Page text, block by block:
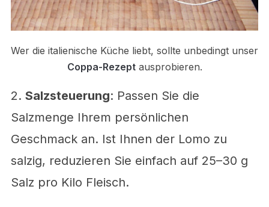
Wer die italienische Küche liebt, sollte unbedingt unser
Coppa-Rezeptausprobieren.
2. Salzsteuerung: Passen Sie die
Salzmenge Ihrem persönlichen
Geschmack an. Ist Ihnen der Lomo zu
salzig, reduzieren Sie einfach auf 25–30 g
Salz pro Kilo Fleisch.